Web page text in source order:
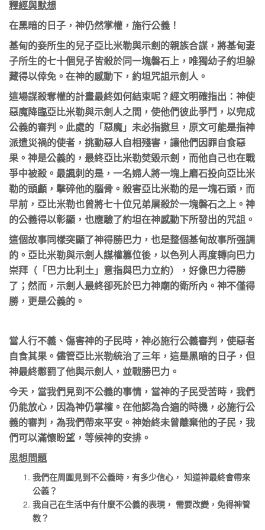
釋經與默想
在黑暗的日子，神仍然掌權，施行公義！
基甸的妾所生的兒子亞比米勒與示劍的親族合謀，將基甸妻
子所生的七十個兒子皆殺於同一塊磐石上，唯獨幼子約坦躲
藏得以倖免。在神的感動下，約坦咒詛示劍人。
這場謀殺奪權的計畫最終如何結束呢？經文明確指出：神使
惡魔降臨亞比米勒與示劍人之間，使他們彼此爭鬥，以完成
公義的審判。此處的「惡魔」未必指撒旦，原文可能是指神
派遣災禍的使者，挑動惡人自相殘害，讓他們因罪自食惡
果。神是公義的，最終亞比米勒焚毀示劍，而他自己也在戰
爭中被殺。最諷刺的是，一名婦人將一塊上磨石投向亞比米
勒的頭顱，擊碎他的腦骨。殺害亞比米勒的是一塊石頭，而
早前，亞比米勒也曾將七十位兄弟屠殺於一塊磐石之上。神
的公義得以彰顯，也應驗了約坦在神感動下所發出的咒詛。
這個故事同樣突顯了神得勝巴力，也是整個基甸故事所强調
的。亞比米勒與示劍人謀權篡位後，以色列人再度轉向巴力
崇拜（「巴力比利土」意指與巴力立約），好像巴力得勝
了；然而，示劍人最終卻死於巴力神廟的衛所內。神不僅得
勝，更是公義的。
當人行不義、傷害神的子民時，神必施行公義審判，使惡者
自食其果。儘管亞比米勒統治了三年，這是黑暗的日子，但
神最終懲罰了他與示劍人，並戰勝巴力。
今天，當我們見到不公義的事情，當神的子民受苦時，我們
仍能放心，因為神仍掌權。在他認為合適的時機，必施行公
義的審判，為我們帶來平安。神始終未曾離棄他的子民，我
們可以滿懷盼望，等候神的安排。
思想問題
我們在周圍見到不公義時，有多少信心， 知道神最終會帶來
公義？
我自己在生活中有什麼不公義的表現，
需要改變，免得神管
教？